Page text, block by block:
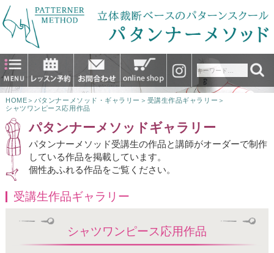
HOME ＞ パタンナーメソッド・ギャラリー ＞ 受講生作品ギャラリー ＞
シャツワンピース応用作品
パタンナーメソッドギャラリー
パタンナーメソッド受講生の作品と講師がオーダーで制作
している作品を掲載しています。
個性あふれる作品をご覧ください。
受講生作品ギャラリー
シャツワンピース応用作品